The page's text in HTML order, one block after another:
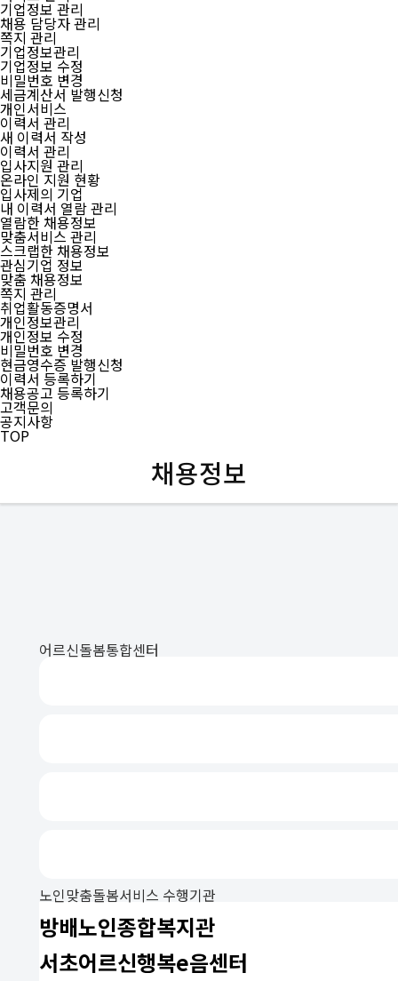
기업정보 관리
채용 담당자 관리
쪽지 관리
기업정보관리
기업정보 수정
비밀번호 변경
세금계산서 발행신청
개인서비스
이력서 관리
새 이력서 작성
이력서 관리
입사지원 관리
온라인 지원 현황
입사제의 기업
내 이력서 열람 관리
열람한 채용정보
맞춤서비스 관리
스크랩한 채용정보
관심기업 정보
맞춤 채용정보
쪽지 관리
취업활동증명서
개인정보관리
개인정보 수정
비밀번호 변경
현금영수증 발행신청
이력서 등록하기
채용공고 등록하기
고객문의
공지사항
TOP
채용정보
어르신돌봄통합센터
노인맞춤돌봄서비스 수행기관
방배노인종합복지관
서초어르신행복e음센터